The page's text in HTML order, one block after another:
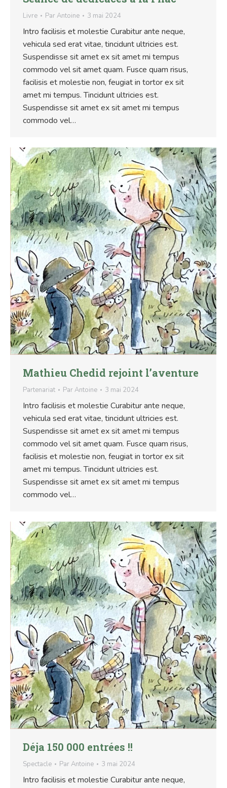
Livre ParAntoine 3 mai 2024
Intro facilisis et molestie Curabitur ante neque,
vehicula sed erat vitae, tincidunt ultricies est.
Suspendisse sit amet ex sit amet mi tempus
commodo vel sit amet quam. Fusce quam risus,
facilisis et molestie non, feugiat in tortor ex sit
amet mi tempus. Tincidunt ultricies est.
Suspendisse sit amet ex sit amet mi tempus
commodo vel…
Mathieu Chedid rejoint l’aventure
Partenariat ParAntoine 3 mai 2024
Intro facilisis et molestie Curabitur ante neque,
vehicula sed erat vitae, tincidunt ultricies est.
Suspendisse sit amet ex sit amet mi tempus
commodo vel sit amet quam. Fusce quam risus,
facilisis et molestie non, feugiat in tortor ex sit
amet mi tempus. Tincidunt ultricies est.
Suspendisse sit amet ex sit amet mi tempus
commodo vel…
Déja 150 000 entrées !!
Spectacle ParAntoine 3 mai 2024
Intro facilisis et molestie Curabitur ante neque,